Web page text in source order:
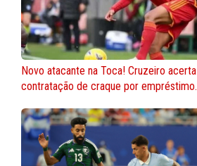
Novo atacante na Toca! Cruzeiro acerta
contratação de craque por empréstimo.